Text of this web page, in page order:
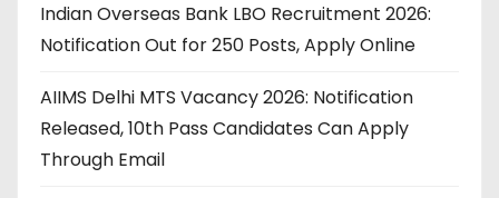
Indian Overseas Bank LBO Recruitment 2026:
Notification Out for 250 Posts, Apply Online
AIIMS Delhi MTS Vacancy 2026: Notification
Released, 10th Pass Candidates Can Apply
Through Email